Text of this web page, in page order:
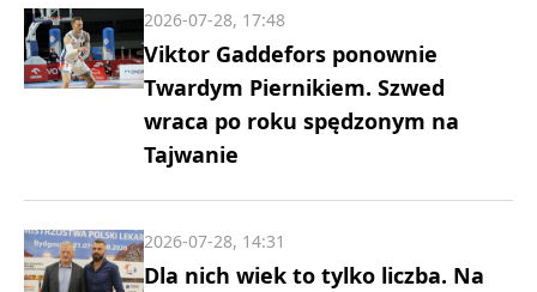
Viktor Gaddefors ponownie
Twardym Piernikiem. Szwed
wraca po roku spędzonym na
Tajwanie
2026-07-28, 17:48
Dla nich wiek to tylko liczba. Na
2026-07-28, 14:31